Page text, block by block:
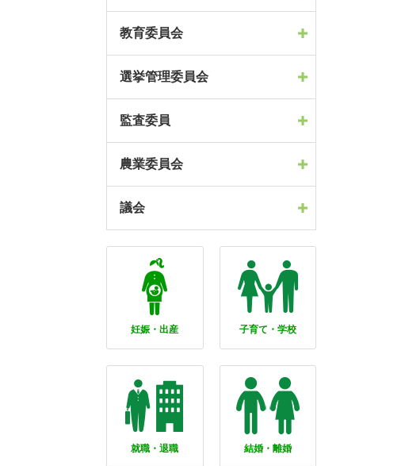
教育委員会
選挙管理委員会
監査委員
農業委員会
議会
妊娠・出産 子育て・学校
就職・退職 結婚・離婚